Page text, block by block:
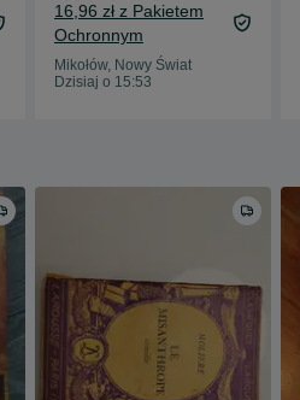
16,96 zł z Pakietem
Ochronnym
Mikołów, Nowy Świat
Dzisiaj o 15:53